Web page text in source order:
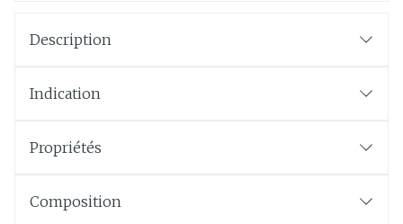
Description
Indication
Propriétés
Composition